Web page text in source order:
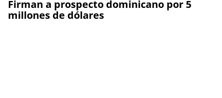
Firman a prospecto dominicano por 5
millones de dólares